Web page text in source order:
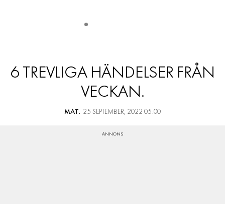
6 TREVLIGA HÄNDELSER FRÅN
VECKAN.
MAT. 25 SEPTEMBER, 2022 05:00